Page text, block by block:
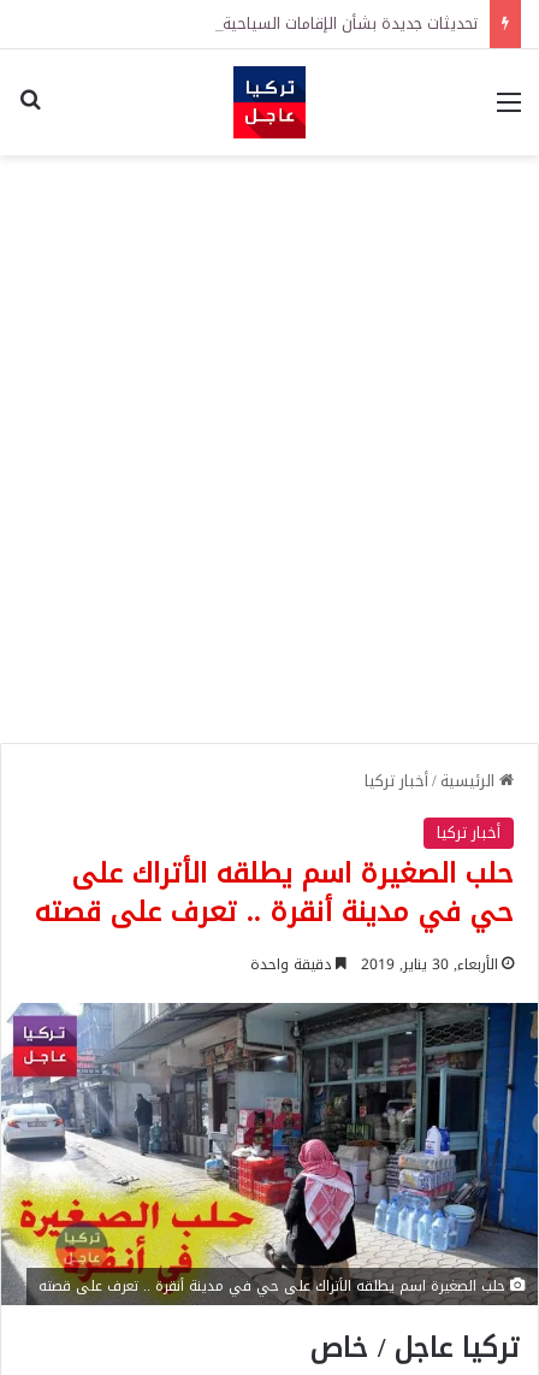
القائمة
الرئيسية/أخبار تركيا
أخبار تركيا
حلب الصغيرة اسم يطلقه الأتراك على
حي في مدينة أنقرة .. تعرف على قصته
الأربعاء, 30 يناير, 2019 دقيقة واحدة
حلب الصغيرة اسم يطلقه الأتراك على حي في مدينة أنقرة .. تعرف على قصته
تركيا عاجل / خاص